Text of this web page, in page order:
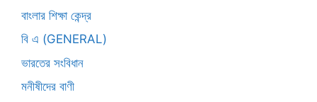
বাংলার শিক্ষা কেন্দ্র
বি এ (GENERAL)
ভারতের সংবিধান
মনীষীদের বাণী